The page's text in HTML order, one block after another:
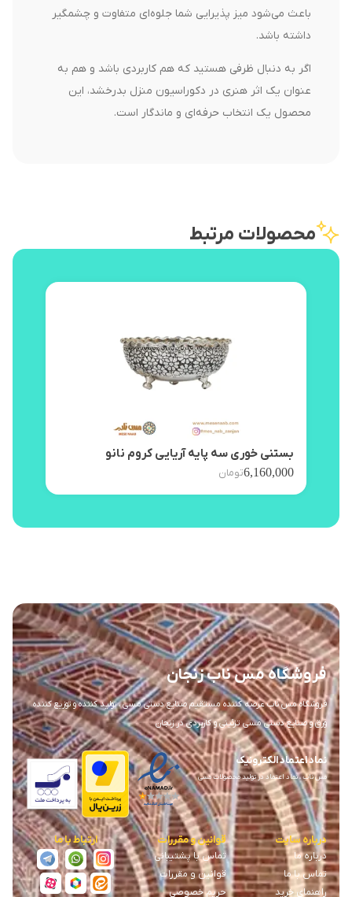
باعث می‌شود میز پذیرایی شما جلوه‌ای متفاوت و چشمگیر
داشته باشد.
اگر به دنبال ظرفی هستید که هم کاربردی باشد و هم به
عنوان یک اثر هنری در دکوراسیون منزل بدرخشد، این
محصول یک انتخاب حرفه‌ای و ماندگار است.
محصولات مرتبط
بستنی خوری سه پایه آریایی کروم نانو
6,160,000تومان
فروشگاه مس ناب زنجان
فروشگاه مس ناب عرضه کننده مستقیم صنایع دستی مسی ، تولید کننده و توزیع کننده
ورق و صنایع دستی مسی تزئینی و کاربردی در زنجان
نماد اعتماد الکترونیک
مس ناب ، نماد اعتماد در تولید محصولات مسی
درباره سایت
درباره ما
تماس با ما
راهنمای خرید
قوانین و مقررات
تماس با پشتیبانی
قوانین و مقررات
حریم خصوصی
ارتباط با ما